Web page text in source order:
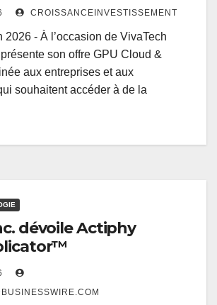
CROISSANCEINVESTISSEMENT
2026 - À l’occasion de VivaTech
son offre GPU Cloud &
aux entreprises et aux
souhaitent accéder à de la
dévoile Actiphy